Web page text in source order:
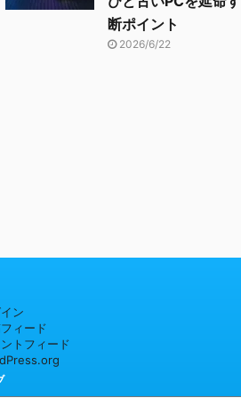
断ポイント
2026/6/22
ン
ィード
トフィード